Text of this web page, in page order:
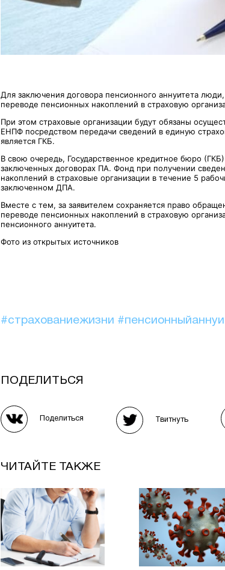
Для заключения договора пенсионного аннуитета
переводе пенсионных накоплений в страховую
При этом страховые организации будут обязаны
ЕНПФ посредством передачи сведений в единую
является ГКБ.
В свою очередь, Государственное кредитное бюро
заключенных договорах ПА. Фонд при получении
накоплений в страховые организации в течение 5
заключенном ДПА.
Вместе с тем, за заявителем сохраняется право
переводе пенсионных накоплений в страховую
пенсионного аннуитета.
Фото из открытых источников
#страхованиежизни
ПОДЕЛИТЬСЯ
Поделиться Твитнуть
ЧИТАЙТЕ ТАКЖЕ